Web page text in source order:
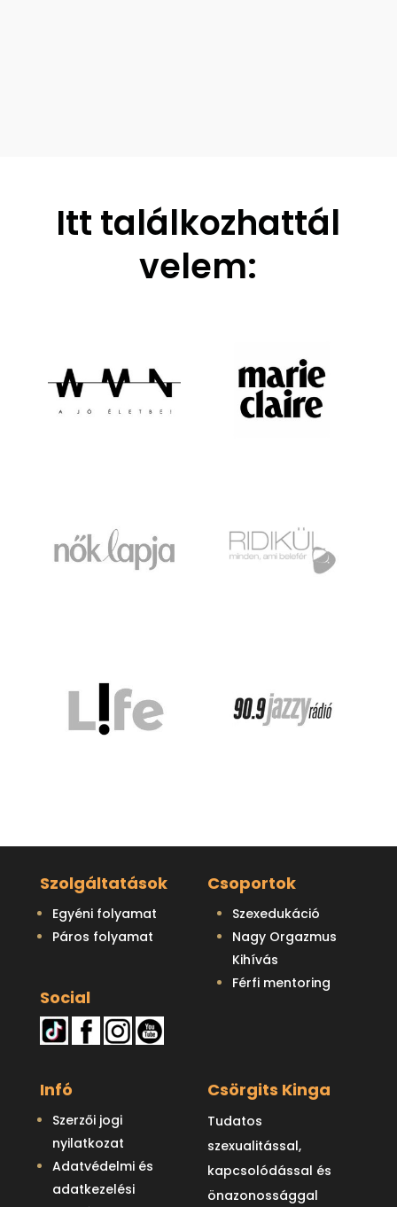
Itt találkozhattál
velem:
Szolgáltatások
Egyéni folyamat
Páros folyamat
Social
Csoportok
Szexedukáció
Nagy Orgazmus
Kihívás
Férfi mentoring
Infó
Szerzői jogi
nyilatkozat
Adatvédelmi és
adatkezelési
Csörgits Kinga
Tudatos
szexualitással,
kapcsolódással és
önazonossággal